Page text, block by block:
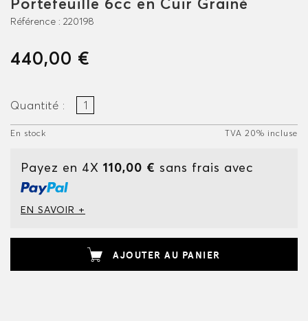
Référence : 220198
440,00 €
Quantité :
En stock TVA 20% incluse
Payez en 4X 110,00 € sans frais avec
EN SAVOIR +
AJOUTER AU PANIER